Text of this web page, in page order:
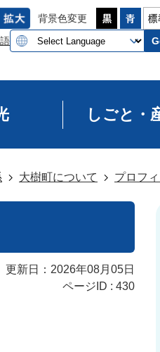
背景色変更
しごと・
大樹町について プロフ
更新日：2026年08月05日
ページID : 430